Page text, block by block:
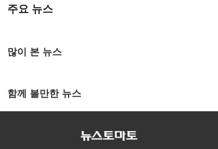
주요 뉴스
많이 본 뉴스
함께 볼만한 뉴스